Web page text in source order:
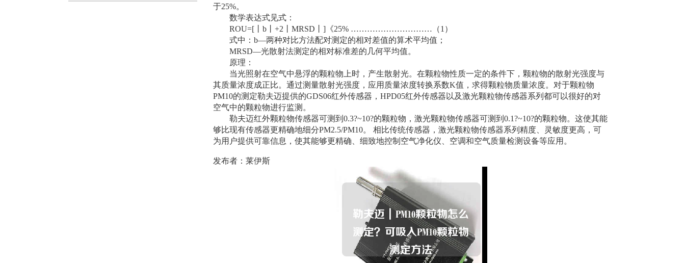
于25%。
数学表达式见式：
ROU=[丨b丨+2丨MRSD丨]《25% …………………………（1）
式中：b—两种对比方法配对测定的相对差值的算术平均值；
MRSD—光散射法测定的相对标准差的几何平均值。
原理：
当光照射在空气中悬浮的颗粒物上时，产生散射光。在颗粒物性质一定的条件下，颗粒物的散射光强度与
其质量浓度成正比。通过测量散射光强度，应用质量浓度转换系数K值，求得颗粒物质量浓度。对于颗粒物
PM10的测定勒夫迈提供的GDS06红外传感器，HPD05红外传感器以及激光颗粒物传感器系列都可以很好的对
空气中的颗粒物进行监测。
勒夫迈红外颗粒物传感器可测到0.3?~10?的颗粒物，激光颗粒物传感器可测到0.1?~10?的颗粒物。这使其能
够比现有传感器更精确地细分PM2.5/PM10。 相比传统传感器，激光颗粒物传感器系列精度、灵敏度更高，可
为用户提供可靠信息，使其能够更精确、细致地控制空气净化仪、空调和空气质量检测设备等应用。
发布者：莱伊斯